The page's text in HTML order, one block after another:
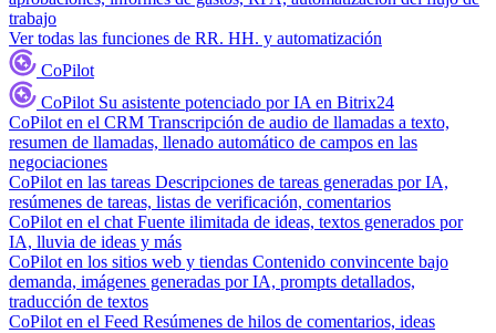
trabajo
Ver todas las funciones de RR. HH. y automatización
CoPilot
CoPilot Su asistente potenciado por IA en Bitrix24
CoPilot en el CRM Transcripción de audio de llamadas a texto,
resumen de llamadas, llenado automático de campos en las
negociaciones
CoPilot en las tareas Descripciones de tareas generadas por IA,
resúmenes de tareas, listas de verificación, comentarios
CoPilot en el chat Fuente ilimitada de ideas, textos generados por
IA, lluvia de ideas y más
CoPilot en los sitios web y tiendas Contenido convincente bajo
demanda, imágenes generadas por IA, prompts detallados,
traducción de textos
CoPilot en el Feed Resúmenes de hilos de comentarios, ideas